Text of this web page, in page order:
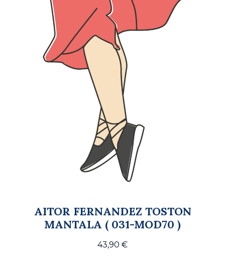
AITOR FERNANDEZ TOSTON
MANTALA ( 031-MOD70 )
43,90 €